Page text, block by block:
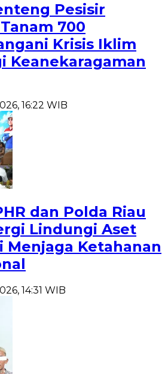
Pesisir
700
Krisis Iklim
Keanekaragaman
16:22 WIB
dan Polda Riau
Lindungi Aset
Menjaga Ketahanan
14:31 WIB